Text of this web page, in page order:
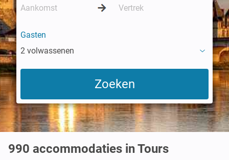
Gasten
2 volwassenen
990 accommodaties in Tours